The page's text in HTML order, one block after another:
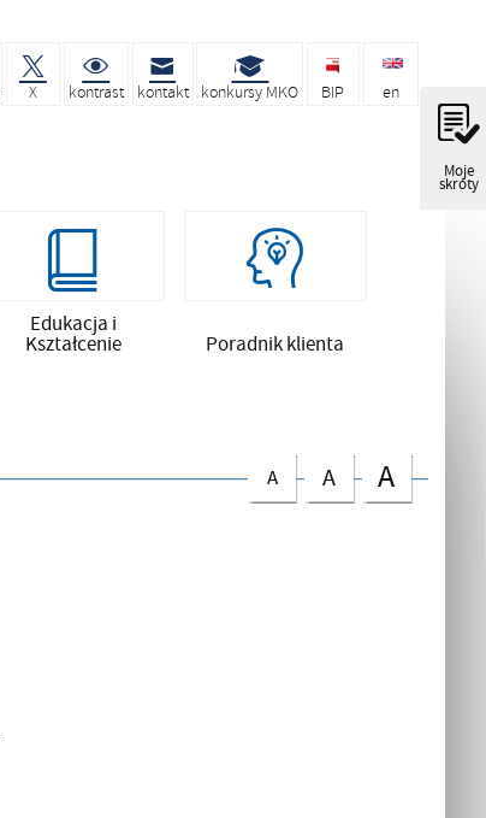
Moje
skróty
X kontrast kontakt konkursy MKO BIP en
Edukacja i
Kształcenie Poradnik klienta
A A A